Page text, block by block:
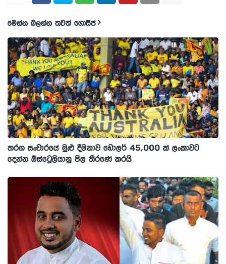
මෙන්න බලන්න තවත් ගොසිප්
තරග සංචාරයේ මුළු දීමනාව ඩොලර් 45,000 ක් ලංකාවට
දෙන්න ඕස්ට්‍රෙලියානු පිල තීරණේ කරයි